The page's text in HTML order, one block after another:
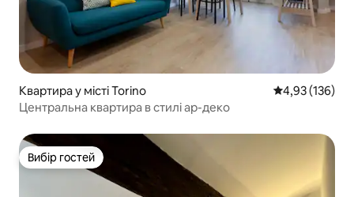
Квартира у місті Torino Середня
4,93 (136)
Центральна квартира в стилі ар-деко
Вибір гостей
Вибір гостей